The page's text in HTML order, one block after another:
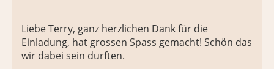
Liebe Terry, ganz herzlichen Dank für die
Einladung, hat grossen Spass gemacht! Schön das
wir dabei sein durften.